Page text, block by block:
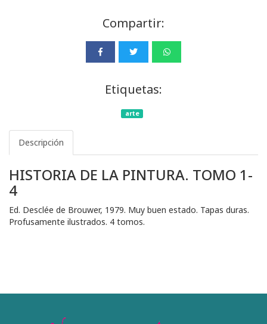
Compartir:
Etiquetas:
arte
Descripción
HISTORIA DE LA PINTURA. TOMO 1-
4
Ed. Desclée de Brouwer, 1979. Muy buen estado. Tapas duras.
Profusamente ilustrados. 4 tomos.